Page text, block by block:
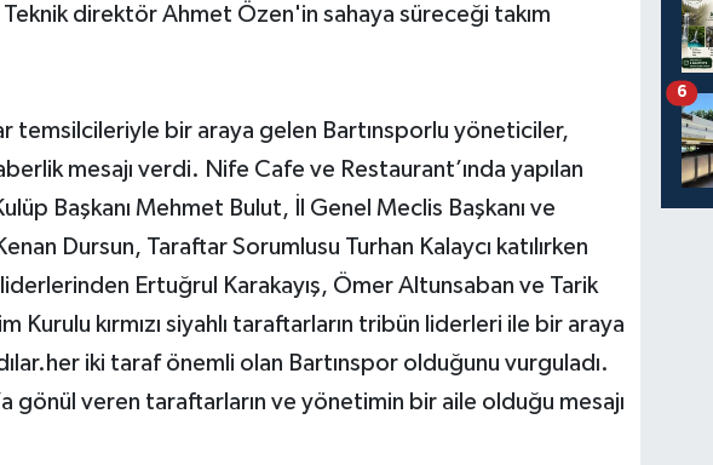
direktör Ahmet Özen'in sahaya süreceği takım
temsilcileriyle bir araya gelen Bartınsporlu yöneticiler,
mesajı verdi. Nife Cafe ve Restaurant’ında yapılan
Başkanı Mehmet Bulut, İl Genel Meclis Başkanı ve
Dursun, Taraftar Sorumlusu Turhan Kalaycı katılırken
Ertuğrul Karakayış, Ömer Altunsaban ve Tarik
Kurulu kırmızı siyahlı taraftarların tribün liderleri ile bir araya
iki taraf önemli olan Bartınspor olduğunu vurguladı.
gönül veren taraftarların ve yönetimin bir aile olduğu mesajı
6